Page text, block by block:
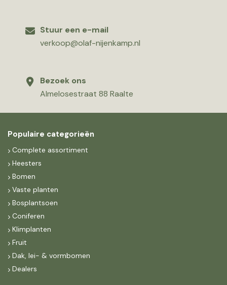
Stuur een e-mail
verkoop@olaf-nijenkamp.nl
Bezoek ons
Almelosestraat 88 Raalte
Populaire categorieën
Complete assortiment
Heesters
Bomen
Vaste planten
Bosplantsoen
Coniferen
Klimplanten
Fruit
Dak, lei- & vormbomen
Dealers